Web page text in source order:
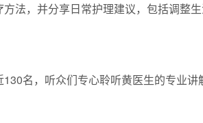
法，并分享日常护理建议，包括调整
名，听众们专心聆听黄医生的专业讲